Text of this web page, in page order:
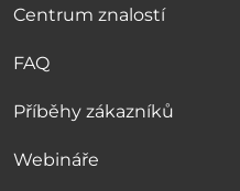
Centrum znalostí
FAQ
Příběhy zákazníků
Webináře